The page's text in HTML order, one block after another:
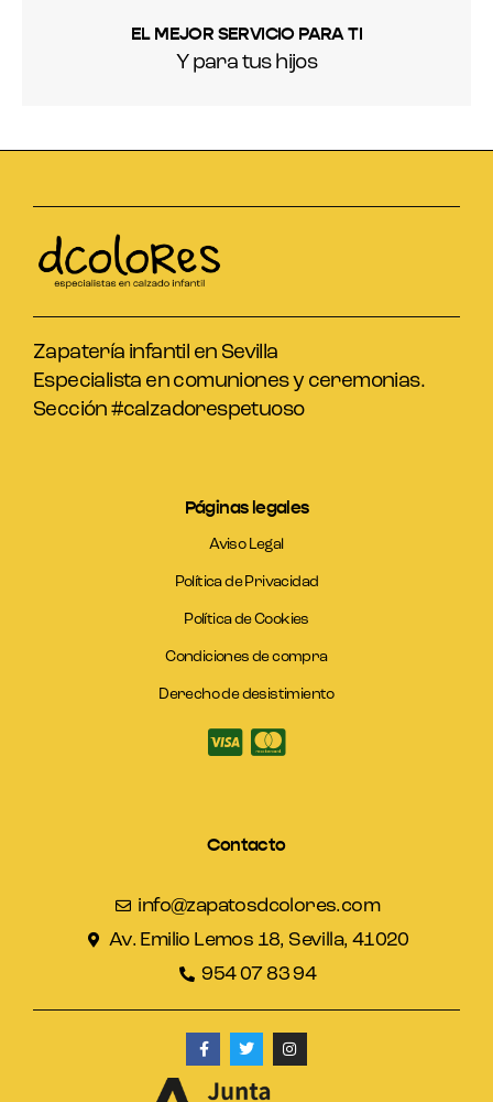
EL MEJOR SERVICIO PARA TI
Y para tus hijos
Zapatería infantil en Sevilla
Especialista en comuniones y ceremonias.
Sección #calzadorespetuoso
Páginas legales
Aviso Legal
Política de Privacidad
Política de Cookies
Condiciones de compra
Derecho de desistimiento
Contacto
info@zapatosdcolores.com
Av. Emilio Lemos 18, Sevilla, 41020
954 07 83 94